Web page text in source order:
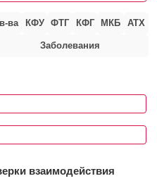
ва КФУ ФТГ КФГ МКБ АТХ
Заболевания
взаимодействия